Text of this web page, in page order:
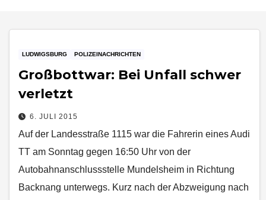
LUDWIGSBURG POLIZEINACHRICHTEN
Großbottwar: Bei Unfall schwer
verletzt
6. JULI 2015
Auf der Landesstraße 1115 war die Fahrerin eines Audi
TT am Sonntag gegen 16:50 Uhr von der
Autobahnanschlussstelle Mundelsheim in Richtung
Backnang unterwegs. Kurz nach der Abzweigung nach